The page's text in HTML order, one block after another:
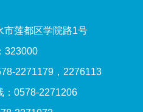
市莲都区学院路1号
323000
2271179，2276113
：0578-2271206